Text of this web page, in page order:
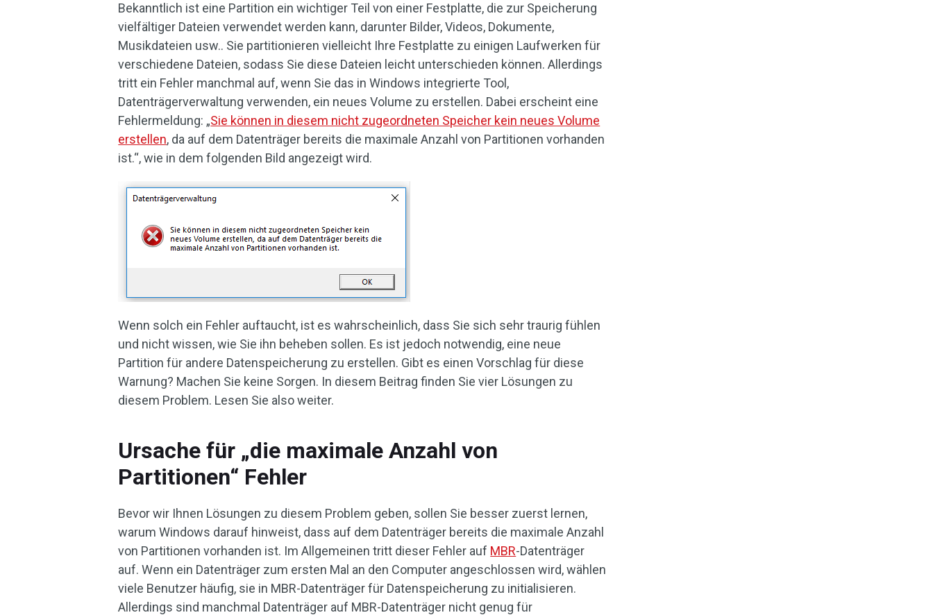
Bekanntlich ist eine Partition ein wichtiger Teil von einer Festplatte, die zur Speicherung
vielfältiger Dateien verwendet werden kann, darunter Bilder, Videos, Dokumente,
Musikdateien usw.. Sie partitionieren vielleicht Ihre Festplatte zu einigen Laufwerken für
verschiedene Dateien, sodass Sie diese Dateien leicht unterschieden können. Allerdings
tritt ein Fehler manchmal auf, wenn Sie das in Windows integrierte Tool,
Datenträgerverwaltung verwenden, ein neues Volume zu erstellen. Dabei erscheint eine
Fehlermeldung: „Sie können in diesem nicht zugeordneten Speicher kein neues Volume
erstellen, da auf dem Datenträger bereits die maximale Anzahl von Partitionen vorhanden
ist.“, wie in dem folgenden Bild angezeigt wird.
Wenn solch ein Fehler auftaucht, ist es wahrscheinlich, dass Sie sich sehr traurig fühlen
und nicht wissen, wie Sie ihn beheben sollen. Es ist jedoch notwendig, eine neue
Partition für andere Datenspeicherung zu erstellen. Gibt es einen Vorschlag für diese
Warnung? Machen Sie keine Sorgen. In diesem Beitrag finden Sie vier Lösungen zu
diesem Problem. Lesen Sie also weiter.
Ursache für „die maximale Anzahl von
Partitionen“ Fehler
Bevor wir Ihnen Lösungen zu diesem Problem geben, sollen Sie besser zuerst lernen,
warum Windows darauf hinweist, dass auf dem Datenträger bereits die maximale Anzahl
von Partitionen vorhanden ist. Im Allgemeinen tritt dieser Fehler auf MBR-Datenträger
auf. Wenn ein Datenträger zum ersten Mal an den Computer angeschlossen wird, wählen
viele Benutzer häufig, sie in MBR-Datenträger für Datenspeicherung zu initialisieren.
Allerdings sind manchmal Datenträger auf MBR-Datenträger nicht genug für